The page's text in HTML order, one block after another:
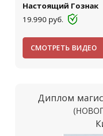
Настоящий Гознак
19.990 руб.
СМОТРЕТЬ ВИДЕО
Диплом